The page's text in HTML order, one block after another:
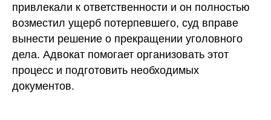
привлекали к ответственности и он полностью
возместил ущерб потерпевшего, суд вправе
вынести решение о прекращении уголовного
дела. Адвокат помогает организовать этот
процесс и подготовить необходимых
документов.